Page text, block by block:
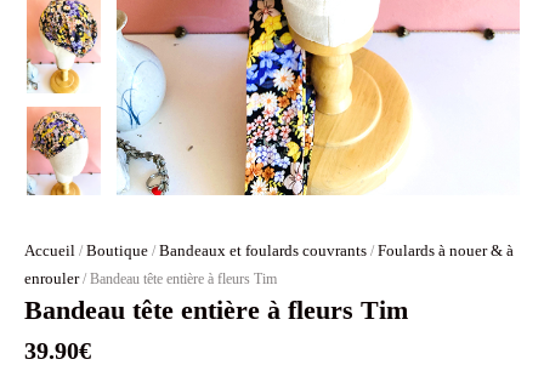
Accueil / Boutique / Bandeaux et foulards couvrants / Foulards à nouer & à
enrouler/ Bandeau tête entière à fleurs Tim
Bandeau tête entière à fleurs Tim
39.90€